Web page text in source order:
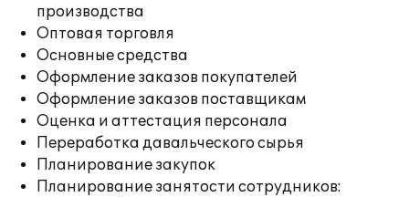
производства
Оптовая торговля
Основные средства
Оформление заказов покупателей
Оформление заказов поставщикам
Оценка и аттестация персонала
Переработка давальческого сырья
Планирование закупок
Планирование занятости сотрудников: